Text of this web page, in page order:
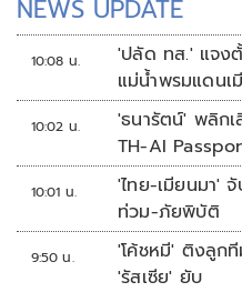
NEWS UPDATE
10:08 น.
'ปลัด ทส.' แจง
แม่น้ำพรมแดนเ
10:02 น.
'ธนารัตน์' พลิก
TH-AI
จุดเด่นคนไทยไ
ทางเทคโนโลยี
ใช้เต็มที่เอกชน
10:01 น.
'ไทย-เมียนมา'
ท่วม-ภัยพิบัติ
9:50 น.
'โค้ชหมี' ติงลูก
'รัสเซีย' ยับ